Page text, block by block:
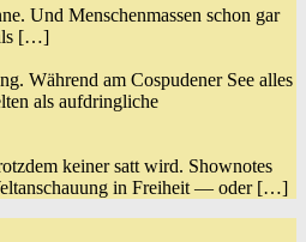
Und Menschenmassen schon gar
[…]
Während am Cospudener See alles
als aufdringliche
keiner satt wird. Shownotes
in Freiheit — oder […]